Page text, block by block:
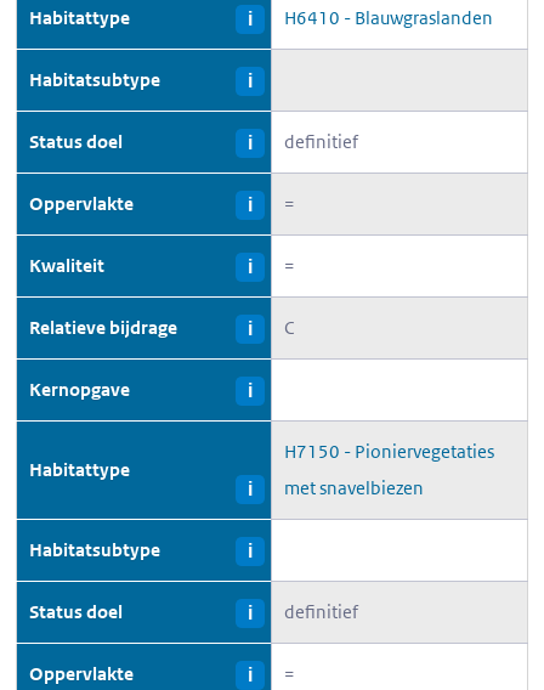
Habitattype i H6410 - Blauwgraslanden
Habitatsubtype i
Status doel i definitief
Oppervlakte i =
Kwaliteit i =
Relatieve bijdrage i C
Kernopgave i
Habitattype
i
H7150 - Pioniervegetaties
met snavelbiezen
Habitatsubtype i
Status doel i definitief
Oppervlakte i =